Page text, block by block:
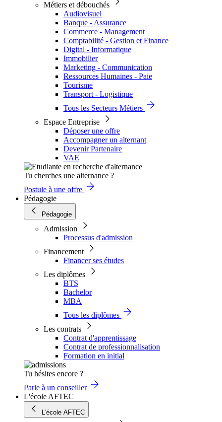
Métiers et débouchés
Audiovisuel
Banque - Assurance
Commerce - Management
Comptabilité - Gestion et Finance
Digital - Informatique
Immobilier
Marketing - Communication
Ressources Humaines - Paie
Tourisme
Transport - Logistique
Tous les Secteurs Métiers
Espace Entreprise
Déposer une offre
Accompagner un alternant
Devenir Partenaire
VAE
Tu cherches une alternance ?
Postule à une offre
Pédagogie
Pédagogie
Admission
Processus d'admission
Financement
Financer ses études
Les diplômes
BTS
Bachelor
MBA
Tous les diplômes
Les contrats
Contrat d'apprentissage
Contrat de professionnalisation
Formation en initial
Tu hésites encore ?
Parle à un conseiller
L'école AFTEC
L'école AFTEC